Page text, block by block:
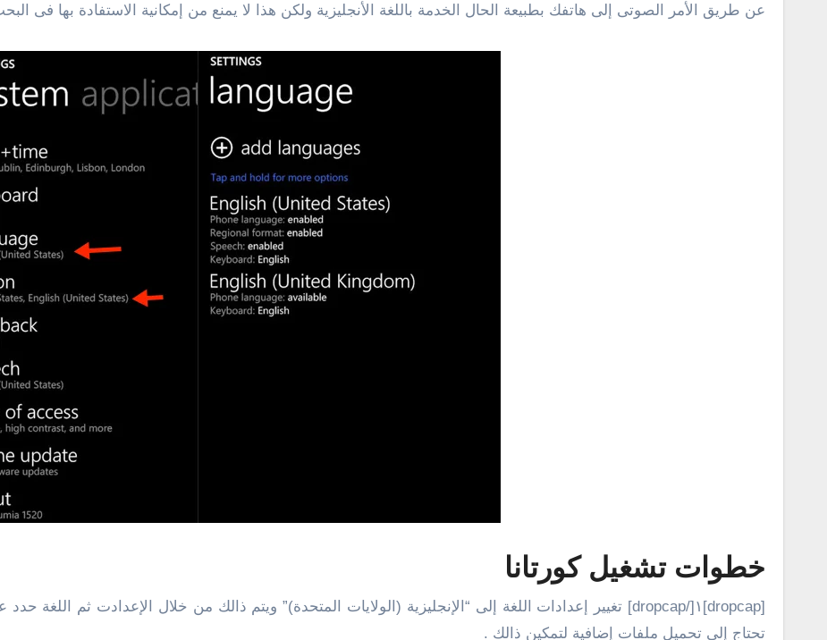
عن طريق الأمر الصوتى إلى هاتفك بطبيعة الحال الخدمة باللغة الأنجليزية ولكن هذا لا يمنع من إمكانية الاستفادة بها فى
خطوات تشغيل كورتانا
تحتاج إلى تحميل ملفات إضافية لتمكين ذالك .